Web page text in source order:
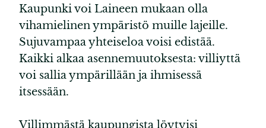
Kaupunki voi Laineen mukaan olla
vihamielinen ympäristö muille lajeille.
Sujuvampaa yhteiseloa voisi edistää.
Kaikki alkaa asennemuutoksesta: villiyttä
voi sallia ympärillään ja ihmisessä
itsessään.
Villimmästä kaupungista löytyisi